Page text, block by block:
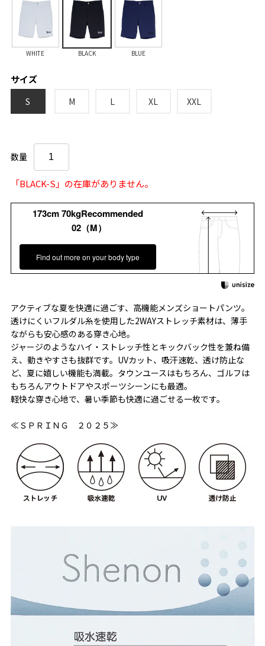
WHITE BLACK BLUE
サイズ
S M L XL XXL
数量
「BLACK-S」の在庫がありません。
173cm 70kgRecommended
02（M）
Find out more on your body type
アクティブな夏を快適に過ごす、高機能メンズショートパンツ。
透けにくいフルダル糸を使用した2WAYストレッチ素材は、薄手
ながらも安心感のある穿き心地。
ジャージのようなハイ・ストレッチ性とキックバック性を兼ね備
え、動きやすさも抜群です。UVカット、吸汗速乾、透け防止な
ど、夏に嬉しい機能も満載。タウンユースはもちろん、ゴルフは
もちろんアウトドアやスポーツシーンにも最適。
軽快な穿き心地で、暑い季節も快適に過ごせる一枚です。
≪ＳＰＲＩＮＧ ２０２５≫